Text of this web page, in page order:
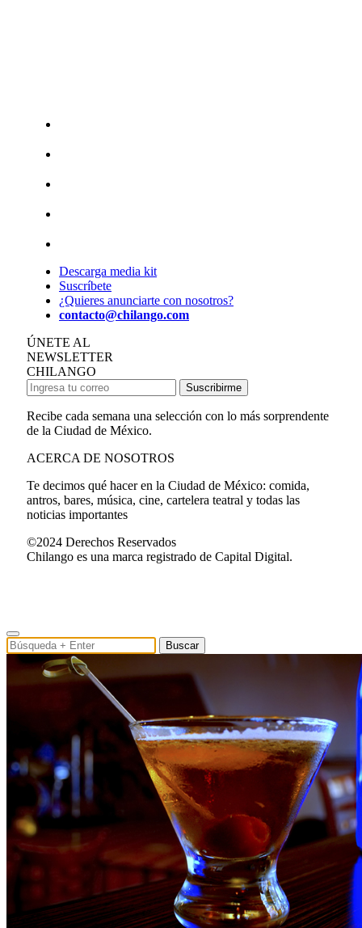
Descarga media kit
Suscríbete
¿Quieres anunciarte con nosotros?
contacto@chilango.com
ÚNETE AL
NEWSLETTER
CHILANGO
Suscribirme
Recibe cada semana una selección con lo más sorprendente
de la Ciudad de México.
ACERCA DE NOSOTROS
Te decimos qué hacer en la Ciudad de México: comida,
antros, bares, música, cine, cartelera teatral y todas las
noticias importantes
©2024 Derechos Reservados
Chilango es una marca registrado de Capital Digital.
Buscar